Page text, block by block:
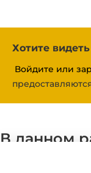
Хотите
Войдите или
В данном